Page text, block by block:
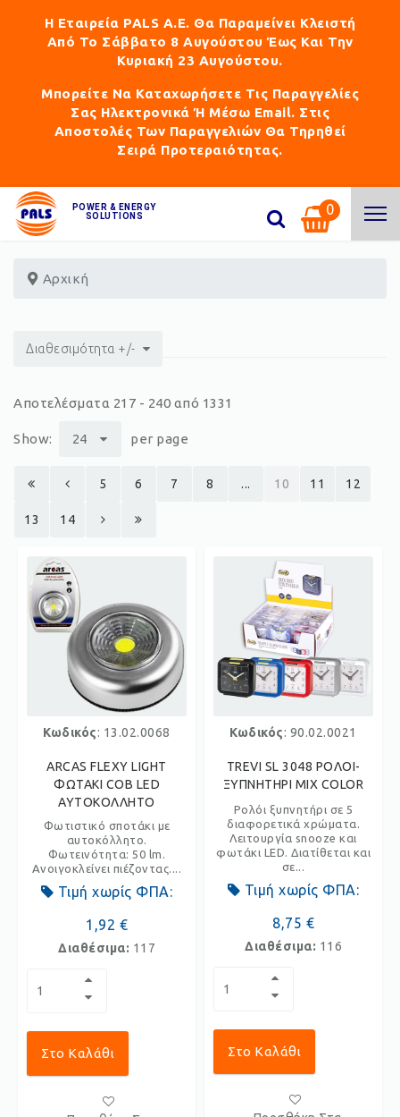
Η Εταιρεία PALS Α.Ε. Θα Παραμείνει Κλειστή
Από Το Σάββατο 8 Αυγούστου Έως Και Την
Κυριακή 23 Αυγούστου.
Μπορείτε Να Καταχωρήσετε Τις Παραγγελίες
Σας Ηλεκτρονικά Ή Μέσω Email. Στις
Αποστολές Των Παραγγελιών Θα Τηρηθεί
Σειρά Προτεραιότητας.
POWER & ENERGY
SOLUTIONS
0
Αρχική
Διαθεσιμότητα +/-
Αποτελέσματα 217 - 240 από 1331
Show: 24 per page
5 6 7 8 ... 10 11 12
13 14
Κωδικός: 13.02.0068
ΑRCAS FLEXY LIGHT
ΦΩΤΑΚΙ COB LED
ΑΥΤΟΚΟΛΛΗΤΟ
Φωτιστικό σποτάκι με
αυτοκόλλητο.
Φωτεινότητα: 50 lm.
Ανοιγοκλείνει πιέζοντας....
Τιμή χωρίς ΦΠΑ:
1,92 €
Διαθέσιμα: 117
Στο Καλάθι
Κωδικός: 90.02.0021
TREVI SL 3048 ΡΟΛΟΙ-
ΞΥΠΝΗΤΗΡΙ MIX COLOR
Ρολόι ξυπνητήρι σε 5
διαφορετικά χρώματα.
Λειτουργία snooze και
φωτάκι LED. Διατίθεται και
σε...
Τιμή χωρίς ΦΠΑ:
8,75 €
Διαθέσιμα: 116
Στο Καλάθι